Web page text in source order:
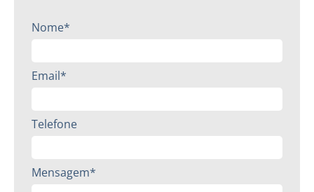
Nome*
Email*
Telefone
Mensagem*